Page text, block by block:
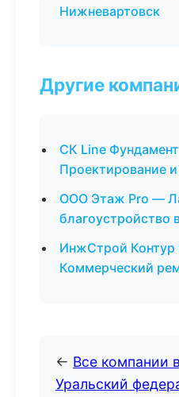
Нижневартовск
Другие
СК Line
Проектирование
ООО Этаж Pro —
благоустройство
ИнжСтрой
Коммерческий
← Все компании
Уральский